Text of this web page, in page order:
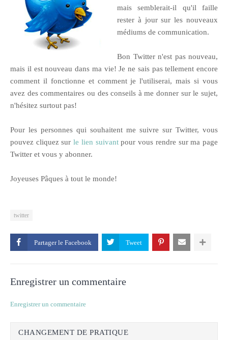
mais semblerait-il qu'il faille
rester à jour sur les nouveaux
médiums de communication.
Bon Twitter n'est pas nouveau,
mais il est nouveau dans ma vie! Je ne sais pas tellement encore
comment il fonctionne et comment je l'utiliserai, mais si vous
avez des commentaires ou des conseils à me donner sur le sujet,
n'hésitez surtout pas!
Pour les personnes qui souhaitent me suivre sur Twitter, vous
pouvez cliquez surle lien suivantpour vous rendre sur ma page
Twitter et vous y abonner.
Joyeuses Pâques à tout le monde!
twitter
Partager le
Enregistrer un commentaire
Enregistrer un commentaire
CHANGEMENT DE PRATIQUE